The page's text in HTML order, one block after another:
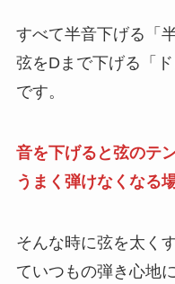
すべて半音下げる「
弦をDまで下げる「
です。
音を下げると弦のテ
うまく弾けなくなる
そんな時に弦を太く
ていつもの弾き心地